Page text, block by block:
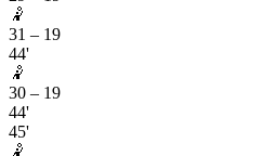
🤾
31 – 19
44'
🤾
30 – 19
44'
45'
🤾